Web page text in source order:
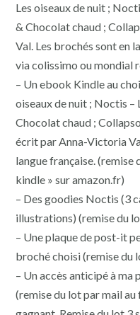
Les oiseaux de nuit ;
& Chocolat chaud ;
Val. Les brochés sont en
via colissimo ou mondial
– Un ebook Kindle au
oiseaux de nuit ; Noctis –
Chocolat chaud ;
écrit par Anna-Victoria
langue française. (remise
kindle » sur amazon.fr)
– Des goodies Noctis (3
illustrations) (remise du
– Une plaque de post-it
broché choisi (remise du
– Un accès anticipé à
(remise du lot par mail